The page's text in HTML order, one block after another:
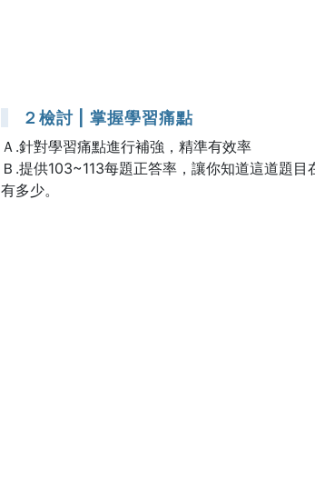
２檢討 | 掌握學習痛點
Ａ.針對學習痛點進行補強，精準有效率
Ｂ.提供103~113每題正答率，讓你知道這道題
有多少。